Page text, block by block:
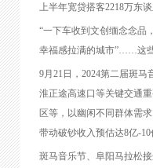
上半年宽贷搭客2218万东
“一下车收到文创缅念念品
幸福感拉满的城市”……这
9月21日，2024第二届斑
淮正途高速口等关键交通
区等，以幽闲不同群体需
带动破钞收入预估达8亿-
斑马音乐节、阜阳马拉松